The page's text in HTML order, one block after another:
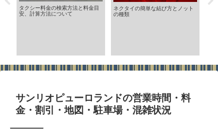
タクシー料金の検索方法と料金目
安、計算方法について
ネクタイの簡単な結び方とノット
の種類
サンリオピューロランドの営業時間・料
金・割引・地図・駐車場・混雑状況